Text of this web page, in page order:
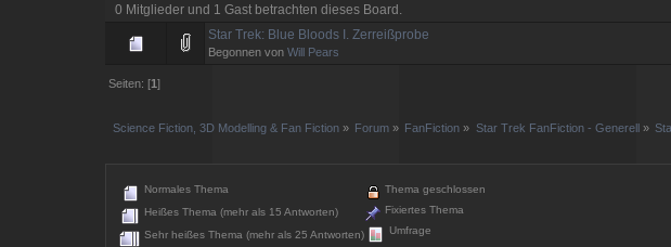
0 Mitglieder und 1 Gast betrachten dieses Board.
Star Trek: Blue Bloods I. Zerreißprobe
Begonnen vonWill Pears
Seiten: [1]
Science Fiction, 3D Modelling & Fan Fiction» Forum » FanFiction » Star Trek FanFiction - Generell »
Normales Thema
Heißes Thema (mehr als 15 Antworten)
Sehr heißes Thema (mehr als 25 Antworten)
Thema geschlossen
Fixiertes Thema
Umfrage